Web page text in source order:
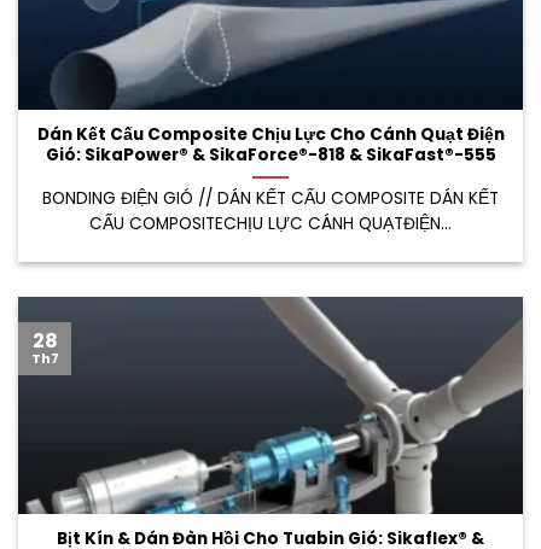
Dán Kết Cấu Composite Chịu Lực Cho Cánh Quạt Điện
Gió: SikaPower® & SikaForce®-818 & SikaFast®-555
BONDING ĐIỆN GIÓ // DÁN KẾT CẤU COMPOSITE DÁN KẾT
CẤU COMPOSITECHỊU LỰC CÁNH QUẠTĐIỆN...
Bịt Kín & Dán Đàn Hồi Cho Tuabin Gió: Sikaflex® &
28
Th7